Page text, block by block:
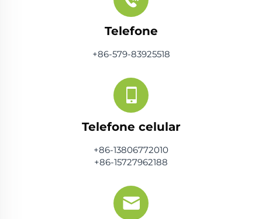
Telefone
+86-579-83925518
Telefone celular
+86-13806772010
+86-15727962188